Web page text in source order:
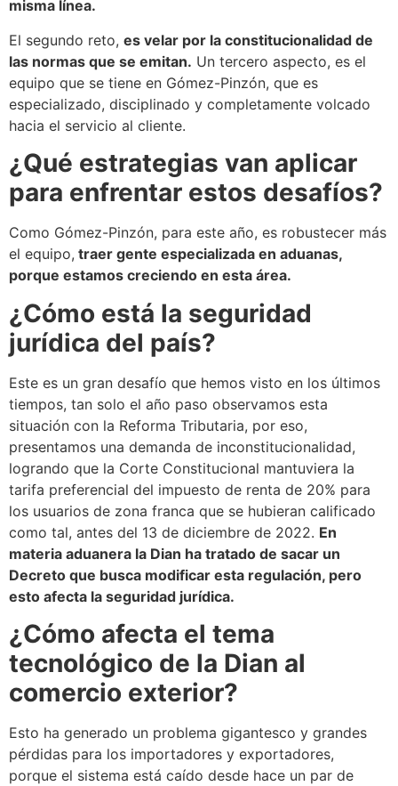
misma línea.
El segundo reto, es velar por la constitucionalidad de
las normas que se emitan. Un tercero aspecto, es el
equipo que se tiene en Gómez-Pinzón, que es
especializado, disciplinado y completamente volcado
hacia el servicio al cliente.
¿Qué estrategias van aplicar
para enfrentar estos desafíos?
Como Gómez-Pinzón, para este año, es robustecer más
el equipo, traer gente especializada en aduanas,
porque estamos creciendo en esta área.
¿Cómo está la seguridad
jurídica del país?
Este es un gran desafío que hemos visto en los últimos
tiempos, tan solo el año paso observamos esta
situación con la Reforma Tributaria, por eso,
presentamos una demanda de inconstitucionalidad,
logrando que la Corte Constitucional mantuviera la
tarifa preferencial del impuesto de renta de 20% para
los usuarios de zona franca que se hubieran calificado
como tal, antes del 13 de diciembre de 2022. En
materia aduanera la Dian ha tratado de sacar un
Decreto que busca modificar esta regulación, pero
esto afecta la seguridad jurídica.
¿Cómo afecta el tema
tecnológico de la Dian al
comercio exterior?
Esto ha generado un problema gigantesco y grandes
pérdidas para los importadores y exportadores,
porque el sistema está caído desde hace un par de